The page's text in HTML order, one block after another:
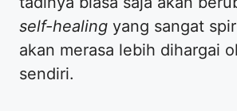
self-healing yang sangat
akan merasa lebih dihargai
sendiri.